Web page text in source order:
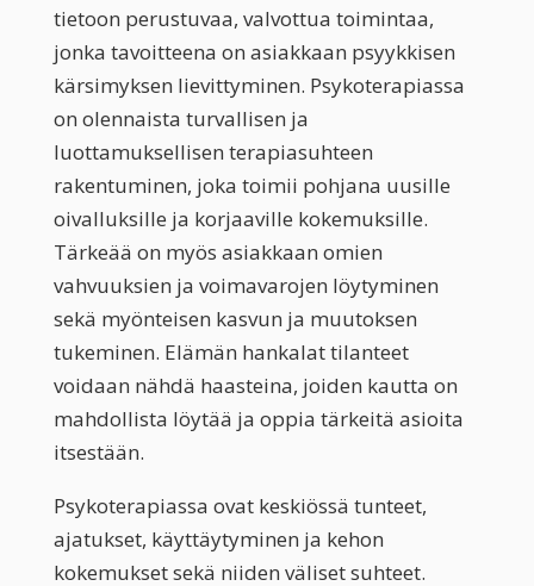
tietoon perustuvaa, valvottua toimintaa,
jonka tavoitteena on asiakkaan psyykkisen
kärsimyksen lievittyminen. Psykoterapiassa
on olennaista turvallisen ja
luottamuksellisen terapiasuhteen
rakentuminen, joka toimii pohjana uusille
oivalluksille ja korjaaville kokemuksille.
Tärkeää on myös asiakkaan omien
vahvuuksien ja voimavarojen löytyminen
sekä myönteisen kasvun ja muutoksen
tukeminen. Elämän hankalat tilanteet
voidaan nähdä haasteina, joiden kautta on
mahdollista löytää ja oppia tärkeitä asioita
itsestään.
Psykoterapiassa ovat keskiössä tunteet,
ajatukset, käyttäytyminen ja kehon
kokemukset sekä niiden väliset suhteet.